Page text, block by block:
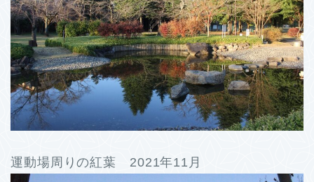
運動場周りの紅葉 2021年11月